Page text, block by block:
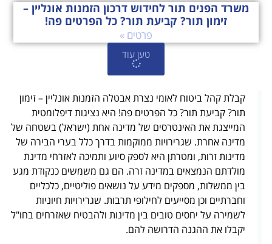
משרד הפנים תור לחידוש דרכון הזמנות אונליין –
זימון תור? קביעת תור? כל הפרטים פה!
פרטים »
טען עוד
קבלת קהל ביטוח לאומי נצרת אבטלה הזמנות אונליין – זימון
תור? קביעת תור? כל הפרטים פה! היא נציגות דיפלומטית
המייצגת את האינטרסים של מדינה אחת (ישראל) בשטחה של
מדינה אחרת. שגרירויות ממוקמות בדרך כלל בערי הבירה של
מדינות זרות, ומטרתן היא לספק סיוע ותמיכה לאזרחי מדינת
מולדתם הנמצאים במדינה זרה. הם גם משמשים כנקודת מגע
בין ממשלות, מספקים מידע על נושאים פוליטיים, כלכליים
וחברתיים וכן מסייעים לחילופי תרבות. שגרירויות חיוניות
לשמירה על יחסים טובים בין מדינות ולהבטיח שאזרחים בחו"ל
יקבלו את ההגנה הדרושה להם.